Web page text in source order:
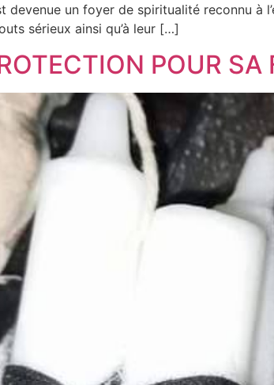
devenue un foyer de spiritualité reconnu
sérieux ainsi qu’à leur […]
POUR